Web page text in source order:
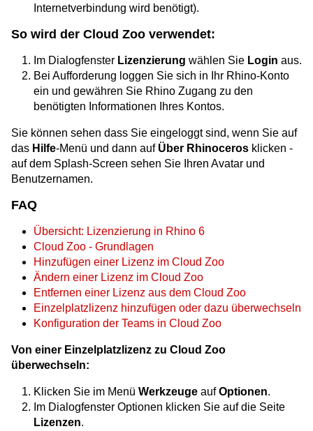
Internetverbindung wird benötigt).
So wird der Cloud Zoo verwendet:
Im Dialogfenster Lizenzierung wählen Sie Login aus.
Bei Aufforderung loggen Sie sich in Ihr Rhino-Konto
ein und gewähren Sie Rhino Zugang zu den
benötigten Informationen Ihres Kontos.
Sie können sehen dass Sie eingeloggt sind, wenn Sie auf
das Hilfe-Menü und dann auf Über Rhinoceros klicken -
auf dem Splash-Screen sehen Sie Ihren Avatar und
Benutzernamen.
FAQ
Übersicht: Lizenzierung in Rhino 6
Cloud Zoo - Grundlagen
Hinzufügen einer Lizenz im Cloud Zoo
Ändern einer Lizenz im Cloud Zoo
Entfernen einer Lizenz aus dem Cloud Zoo
Einzelplatzlizenz hinzufügen oder dazu überwechseln
Konfiguration der Teams in Cloud Zoo
Von einer Einzelplatzlizenz zu Cloud Zoo
überwechseln:
Klicken Sie im Menü Werkzeuge aufOptionen.
Im Dialogfenster Optionen klicken Sie auf die Seite
Lizenzen.